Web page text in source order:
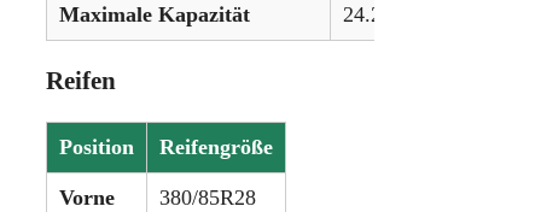
Maximale Kapazität 24.251 lbs (11.000 kg)
Reifen
Position Reifengröße
Vorne 380/85R28